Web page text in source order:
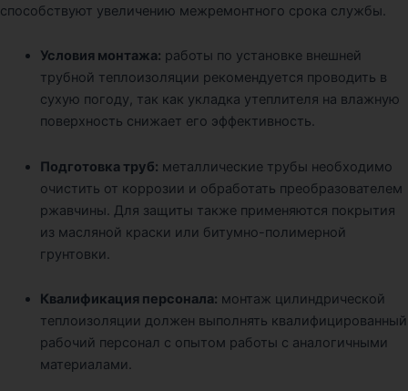
способствуют увеличению межремонтного срока службы.
Условия монтажа: работы по установке внешней
трубной теплоизоляции рекомендуется проводить в
сухую погоду, так как укладка утеплителя на влажную
поверхность снижает его эффективность.
Подготовка труб: металлические трубы необходимо
очистить от коррозии и обработать преобразователем
ржавчины. Для защиты также применяются покрытия
из масляной краски или битумно-полимерной
грунтовки.
Квалификация персонала: монтаж цилиндрической
теплоизоляции должен выполнять квалифицированный
рабочий персонал с опытом работы с аналогичными
материалами.